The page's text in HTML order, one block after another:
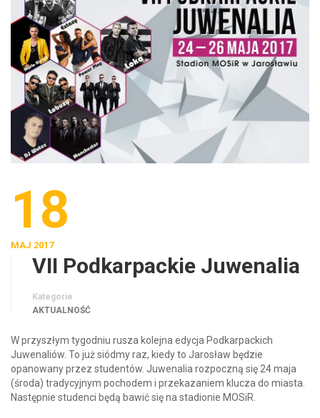
18
MAJ 2017
VII Podkarpackie Juwenalia
Kategorie
AKTUALNOŚĆ
W przyszłym tygodniu rusza kolejna edycja Podkarpackich
Juwenaliów. To już siódmy raz, kiedy to Jarosław będzie
opanowany przez studentów. Juwenalia rozpoczną się 24 maja
(środa) tradycyjnym pochodem i przekazaniem klucza do miasta.
Następnie studenci będą bawić się na stadionie MOSiR.